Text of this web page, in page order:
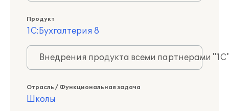
Продукт
1С:Бухгалтерия 8
Внедрения продукта всеми партнерами
Отрасль / Функциональная задача
Школы